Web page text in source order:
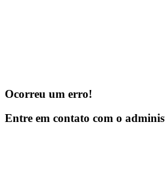
Ocorreu um erro!
Entre em contato com o